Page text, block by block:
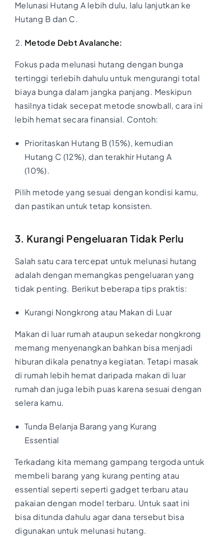
Melunasi Hutang A lebih dulu, lalu lanjutkan ke
Hutang B dan C.
Metode Debt Avalanche:
Fokus pada melunasi hutang dengan bunga
tertinggi terlebih dahulu untuk mengurangi total
biaya bunga dalam jangka panjang. Meskipun
hasilnya tidak secepat metode snowball, cara ini
lebih hemat secara finansial. Contoh:
Prioritaskan Hutang B (15%), kemudian
Hutang C (12%), dan terakhir Hutang A
(10%).
Pilih metode yang sesuai dengan kondisi kamu,
dan pastikan untuk tetap konsisten.
3. Kurangi Pengeluaran Tidak Perlu
Salah satu cara tercepat untuk melunasi hutang
adalah dengan memangkas pengeluaran yang
tidak penting. Berikut beberapa tips praktis:
Kurangi Nongkrong atau Makan di Luar
Makan di luar rumah ataupun sekedar nongkrong
memang menyenangkan bahkan bisa menjadi
hiburan dikala penatnya kegiatan. Tetapi masak
di rumah lebih hemat daripada makan di luar
rumah dan juga lebih puas karena sesuai dengan
selera kamu.
Tunda Belanja Barang yang Kurang
Essential
Terkadang kita memang gampang tergoda untuk
membeli barang yang kurang penting atau
essential seperti seperti gadget terbaru atau
pakaian dengan model terbaru. Untuk saat ini
bisa ditunda dahulu agar dana tersebut bisa
digunakan untuk melunasi hutang.